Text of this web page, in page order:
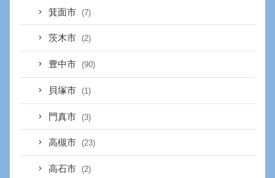
箕面市 (7)
茨木市 (2)
豊中市 (90)
貝塚市 (1)
門真市 (3)
高槻市 (23)
高石市 (2)